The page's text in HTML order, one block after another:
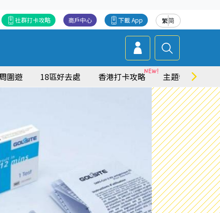
繁简
下載 App
商戶中心
社群打卡攻略
圍遊 18區好去處 香港打卡攻略 主題特集